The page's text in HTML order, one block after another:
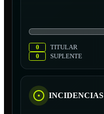
0
TITULAR
0
SUPLENTE
INCIDENCIAS